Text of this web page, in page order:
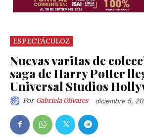
ESPECTÁCULOZ
Nuevas varitas de
saga de Harry Potter
Universal Studios
Por Gabriela Olivares diciembre 5,